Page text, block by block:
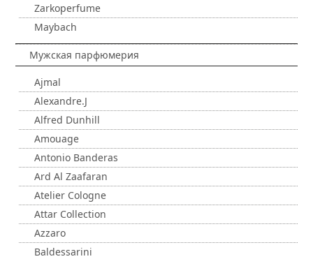
Zarkoperfume
Maybach
Мужская парфюмерия
Ajmal
Alexandre.J
Alfred Dunhill
Amouage
Antonio Banderas
Ard Al Zaafaran
Atelier Cologne
Attar Collection
Azzaro
Baldessarini